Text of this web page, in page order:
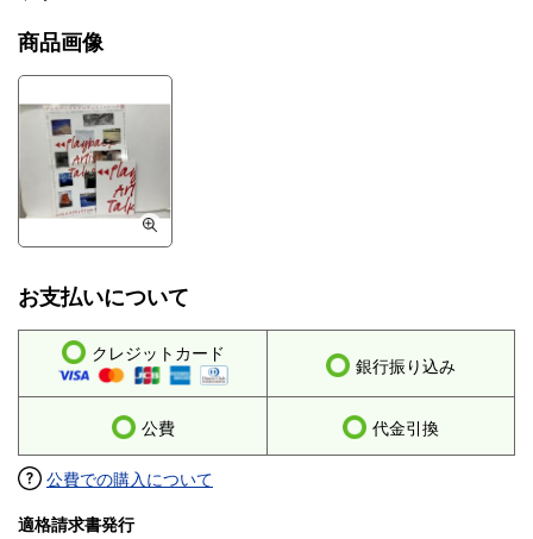
商品画像
お支払いについて
クレジットカード
銀行振り込み
公費 代金引換
公費での購入について
適格請求書発行